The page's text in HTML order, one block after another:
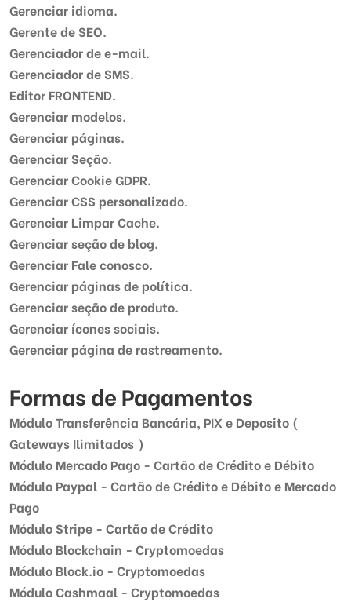
Gerenciar idioma.
Gerente de SEO.
Gerenciador de e-mail.
Gerenciador de SMS.
Editor FRONTEND.
Gerenciar modelos.
Gerenciar páginas.
Gerenciar Seção.
Gerenciar Cookie GDPR.
Gerenciar CSS personalizado.
Gerenciar Limpar Cache.
Gerenciar seção de blog.
Gerenciar Fale conosco.
Gerenciar páginas de política.
Gerenciar seção de produto.
Gerenciar ícones sociais.
Gerenciar página de rastreamento.
Formas de Pagamentos
Módulo Transferência Bancária, PIX e Deposito (
Gateways Ilimitados )
Módulo Mercado Pago - Cartão de Crédito e Débito
Módulo Paypal - Cartão de Crédito e Débito e Mercado
Pago
Módulo Stripe - Cartão de Crédito
Módulo Blockchain - Cryptomoedas
Módulo Block.io - Cryptomoedas
Módulo Cashmaal - Cryptomoedas